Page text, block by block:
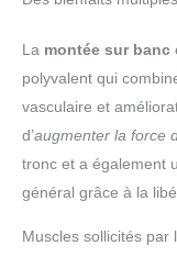
La montée sur banc
polyvalent qui
vasculaire et
d’augmenter la force
tronc et a également
général grâce à la
Muscles sollicités par